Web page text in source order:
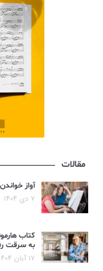
مقالات
آواز
۷ دی ۱۴۰۴
کتاب
به سرقت
۱۷ آبان ۱۴۰۴